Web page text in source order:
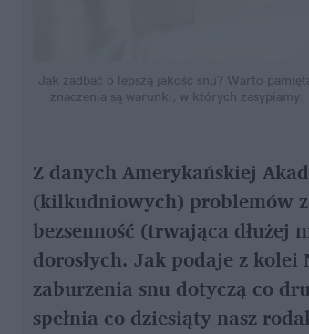
Jak zadbać o lepszą jakość snu? Warto
znaczenia są warunki, w których
Z danych Amerykańskiej
(kilkudniowych) problemów
bezsenność (trwająca dłużej
dorosłych. Jak podaje z
zaburzenia snu dotyczą co
spełnia co dziesiąty nasz